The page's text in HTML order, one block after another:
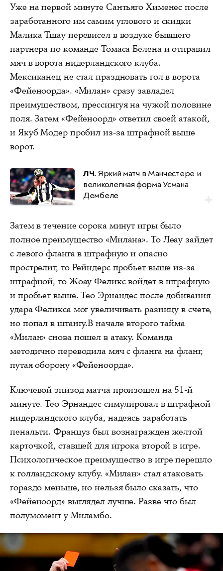
Уже на первой минуте Сантьяго Хименес после
заработанного им самим углового и скидки
Малика Тшау перевисел в воздухе бывшего
партнера по команде Томаса Белена и отправил
мяч в ворота нидерландского клуба.
Мексиканец не стал праздновать гол в ворота
«Фейеноорда». «Милан» сразу завладел
преимуществом, прессингуя на чужой половине
поля. Затем «Фейеноорд» ответил своей атакой,
и Якуб Модер пробил из-за штрафной выше
ворот.
ЛЧ.Яркий матч в Манчестере и
великолепная форма Усмана
Дембеле
Затем в течение сорока минут игры было
полное преимущество «Милана». То Леау зайдет
с левого фланга в штрафную и опасно
прострелит, то Рейндерс пробьет выше из-за
штрафной, то Жоау Феликс войдет в штрафную
и пробьет выше. Тео Эрнандес после добивания
удара Феликса мог увеличивать разницу в счете,
но попал в штангу.В начале второго тайма
«Милан» снова пошел в атаку. Команда
методично переводила мяч с фланга на фланг,
путая оборону «Фейеноорда».
Ключевой эпизод матча произошел на 51-й
минуте. Тео Эрнандес симулировал в штрафной
нидерландского клуба, надеясь заработать
пенальти. Француз был вознагражден желтой
карточкой, ставшей для игрока второй в игре.
Психологическое преимущество в игре перешло
к голландскому клубу. «Милан» стал атаковать
гораздо меньше, но нельзя было сказать, что
«Фейеноорд» выглядел лучше. Разве что был
полумомент у Миламбо.